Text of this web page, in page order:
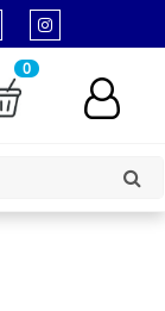
0